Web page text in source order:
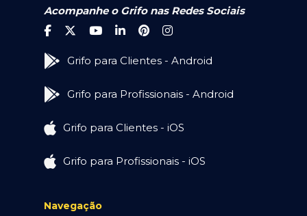
Acompanhe o Grifo nas Redes Sociais
Grifo para Clientes - Android
Grifo para Profissionais - Android
Grifo para Clientes - iOS
Grifo para Profissionais - iOS
Navegação